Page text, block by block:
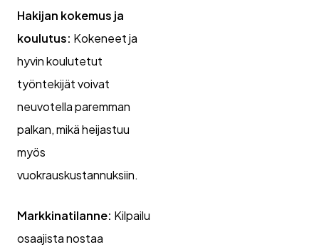
Hakijan kokemus ja
koulutus: Kokeneet ja
hyvin koulutetut
työntekijät voivat
neuvotella paremman
palkan, mikä heijastuu
myös
vuokrauskustannuksiin.
Markkinatilanne: Kilpailu
osaajista nostaa